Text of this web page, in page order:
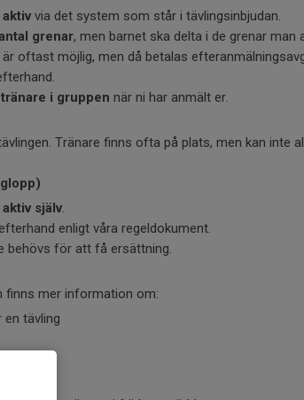
via det system som står i tävlingsinbjudan.
grenar, men barnet ska delta i de grenar man
är oftast möjlig, men då betalas
i gruppen när ni har anmält er.
Tränare finns ofta på plats, men kan inte
själv.
enligt våra regeldokument.
behövs för att få ersättning.
finns mer information om:
tävling